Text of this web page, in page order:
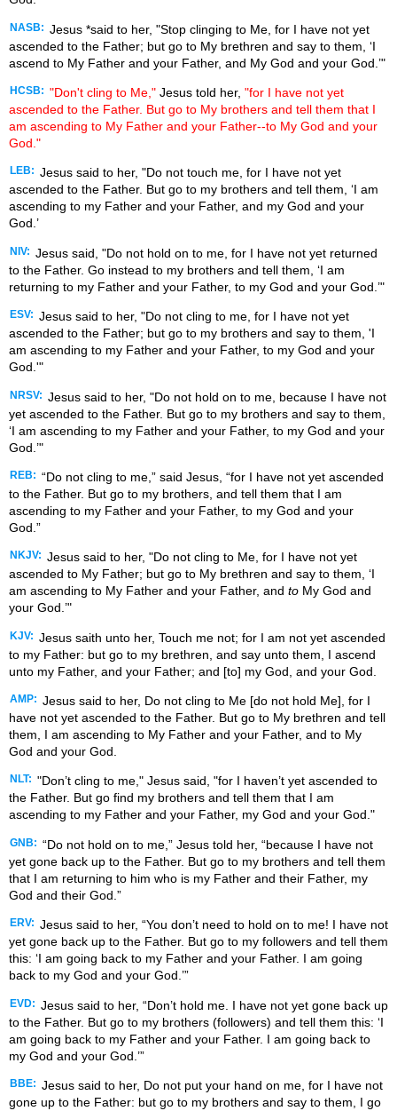
NASB: Jesus *said to her, "Stop clinging to Me, for I have not yet
ascended to the Father; but go to My brethren and say to them, ‘I
ascend to My Father and your Father, and My God and your God.’"
HCSB: "Don't cling to Me," Jesus told her, "for I have not yet
ascended to the Father. But go to My brothers and tell them that I
am ascending to My Father and your Father--to My God and your
God."
LEB: Jesus said to her, "Do not touch me, for I have not yet
ascended to the Father. But go to my brothers and tell them, ‘I am
ascending to my Father and your Father, and my God and your
God.’
NIV: Jesus said, "Do not hold on to me, for I have not yet returned
to the Father. Go instead to my brothers and tell them, ‘I am
returning to my Father and your Father, to my God and your God.’"
ESV: Jesus said to her, "Do not cling to me, for I have not yet
ascended to the Father; but go to my brothers and say to them, 'I
am ascending to my Father and your Father, to my God and your
God.'"
NRSV: Jesus said to her, "Do not hold on to me, because I have not
yet ascended to the Father. But go to my brothers and say to them,
‘I am ascending to my Father and your Father, to my God and your
God.’"
REB: “Do not cling to me,” said Jesus, “for I have not yet ascended
to the Father. But go to my brothers, and tell them that I am
ascending to my Father and your Father, to my God and your
God.”
NKJV: Jesus said to her, "Do not cling to Me, for I have not yet
ascended to My Father; but go to My brethren and say to them, ‘I
am ascending to My Father and your Father, and to My God and
your God.’"
KJV: Jesus saith unto her, Touch me not; for I am not yet ascended
to my Father: but go to my brethren, and say unto them, I ascend
unto my Father, and your Father; and [to] my God, and your God.
AMP: Jesus said to her, Do not cling to Me [do not hold Me], for I
have not yet ascended to the Father. But go to My brethren and tell
them, I am ascending to My Father and your Father, and to My
God and your God.
NLT: "Don’t cling to me," Jesus said, "for I haven’t yet ascended to
the Father. But go find my brothers and tell them that I am
ascending to my Father and your Father, my God and your God."
GNB: “Do not hold on to me,” Jesus told her, “because I have not
yet gone back up to the Father. But go to my brothers and tell them
that I am returning to him who is my Father and their Father, my
God and their God.”
ERV: Jesus said to her, “You don’t need to hold on to me! I have not
yet gone back up to the Father. But go to my followers and tell them
this: ‘I am going back to my Father and your Father. I am going
back to my God and your God.’”
EVD: Jesus said to her, “Don’t hold me. I have not yet gone back up
to the Father. But go to my brothers (followers) and tell them this: ‘I
am going back to my Father and your Father. I am going back to
my God and your God.’”
BBE: Jesus said to her, Do not put your hand on me, for I have not
gone up to the Father: but go to my brothers and say to them, I go